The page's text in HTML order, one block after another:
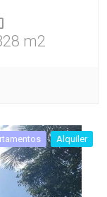
m2
Alquiler